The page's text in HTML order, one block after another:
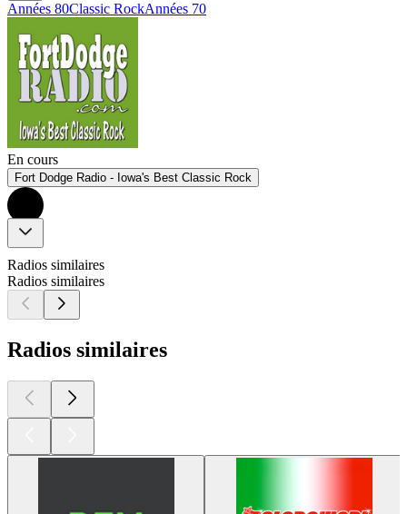
Années 80Classic RockAnnées 70
En cours
Fort Dodge Radio - Iowa's Best Classic Rock
Radios similaires
Radios similaires
Radios similaires